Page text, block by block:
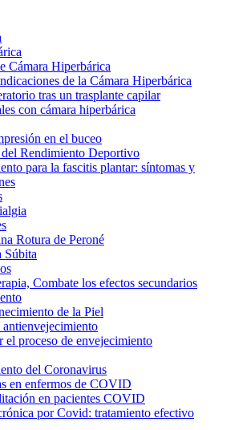
Cámara Hiperbárica
de la Cámara Hiperbárica
tras un trasplante capilar
con cámara hiperbárica
en el buceo
Rendimiento Deportivo
para la fascitis plantar: síntomas y
Rotura de Peroné
Súbita
Combate los efectos secundarios
de la Piel
antienvejecimiento
el proceso de envejecimiento
del Coronavirus
en enfermos de COVID
en pacientes COVID
por Covid: tratamiento efectivo